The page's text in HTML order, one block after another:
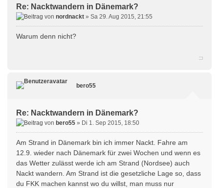
Re: Nacktwandern in Dänemark?
von nordnackt » Sa 29. Aug 2015, 21:55
Warum denn nicht?
bero55
Re: Nacktwandern in Dänemark?
von bero55 » Di 1. Sep 2015, 18:50
Am Strand in Dänemark bin ich immer Nackt. Fahre am
12.9. wieder nach Dänemark für zwei Wochen und wenn es
das Wetter zulässt werde ich am Strand (Nordsee) auch
Nackt wandern. Am Strand ist die gesetzliche Lage so, dass
du FKK machen kannst wo du willst, man muss nur